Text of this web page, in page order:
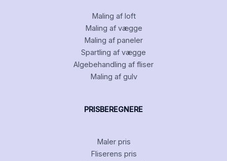
Maling af loft
Maling af vægge
Maling af paneler
Spartling af vægge
Algebehandling af fliser
Maling af gulv
PRISBEREGNERE
Maler pris
Fliserens pris